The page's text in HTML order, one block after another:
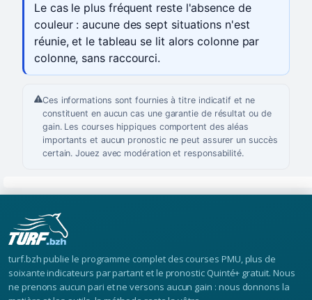
Le cas le plus fréquent reste l'absence de
couleur : aucune des sept situations n'est
réunie, et le tableau se lit alors colonne par
colonne, sans raccourci.
Ces informations sont fournies à titre indicatif et ne
constituent en aucun cas une garantie de résultat ou de
gain. Les courses hippiques comportent des aléas
importants et aucun pronostic ne peut assurer un succès
certain. Jouez avec modération et responsabilité.
turf.bzh publie le programme complet des courses PMU, plus de
soixante indicateurs par partant et le pronostic Quinté+ gratuit. Nous
ne prenons aucun pari et ne versons aucun gain : nous donnons la